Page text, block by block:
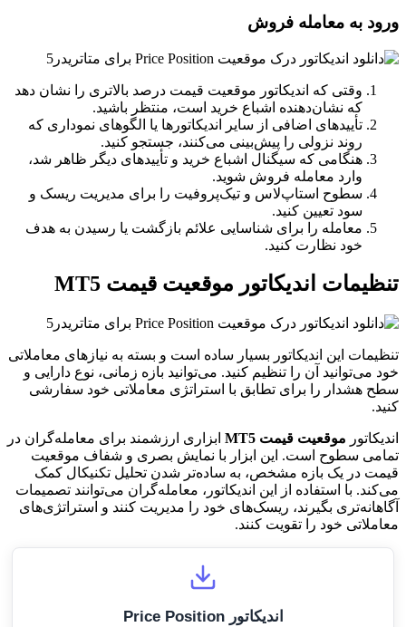
ورود به معامله فروش
وقتی که اندیکاتور موقعیت قیمت درصد بالاتری را نشان دهد
که نشان‌دهنده اشباع خرید است، منتظر باشید.
تأییدهای اضافی از سایر اندیکاتورها یا الگوهای نموداری که
روند نزولی را پیش‌بینی می‌کنند، جستجو کنید.
هنگامی که سیگنال اشباع خرید و تأییدهای دیگر ظاهر شد،
وارد معامله فروش شوید.
سطوح استاپ‌لاس و تیک‌پروفیت را برای مدیریت ریسک و
سود تعیین کنید.
معامله را برای شناسایی علائم بازگشت یا رسیدن به هدف
خود نظارت کنید.
تنظیمات اندیکاتور موقعیت قیمت MT5
تنظیمات این اندیکاتور بسیار ساده است و بسته به نیازهای معاملاتی
خود می‌توانید آن را تنظیم کنید. می‌توانید بازه زمانی، نوع دارایی و
سطح هشدار را برای تطابق با استراتژی معاملاتی خود سفارشی
کنید.
اندیکاتور موقعیت قیمت MT5
ابزاری ارزشمند برای معامله‌گران در
تمامی سطوح است. این ابزار با نمایش بصری و شفاف موقعیت
قیمت در یک بازه مشخص، به ساده‌تر شدن تحلیل تکنیکال کمک
می‌کند. با استفاده از این اندیکاتور، معامله‌گران می‌توانند تصمیمات
آگاهانه‌تری بگیرند، ریسک‌های خود را مدیریت کنند و استراتژی‌های
معاملاتی خود را تقویت کنند.
اندیکاتور Price Position